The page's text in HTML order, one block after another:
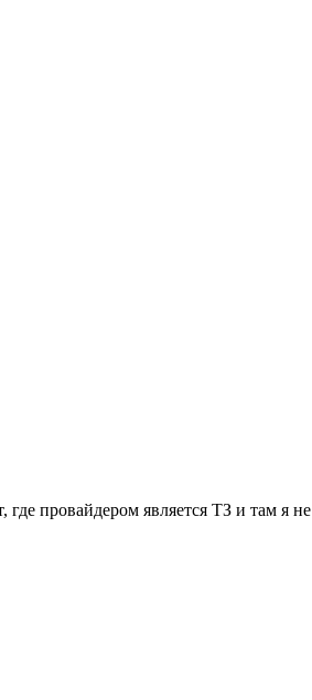
провайдером является ТЗ и там я